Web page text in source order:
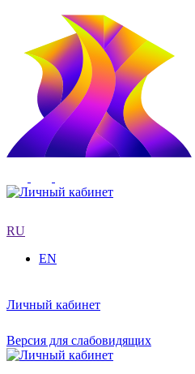
RU
EN
Личный кабинет
Версия для слабовидящих